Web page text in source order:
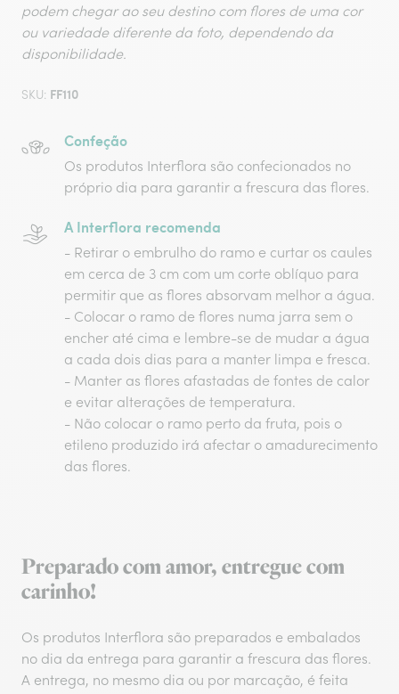
podem chegar ao seu destino com flores de uma cor
ou variedade diferente da foto, dependendo da
disponibilidade.
SKU: FF110
Confeção
Os produtos Interflora são confecionados no
próprio dia para garantir a frescura das flores.
A Interflora recomenda
- Retirar o embrulho do ramo e curtar os caules
em cerca de 3 cm com um corte oblíquo para
permitir que as flores absorvam melhor a água.
- Colocar o ramo de flores numa jarra sem o
encher até cima e lembre-se de mudar a água
a cada dois dias para a manter limpa e fresca.
- Manter as flores afastadas de fontes de calor
e evitar alterações de temperatura.
- Não colocar o ramo perto da fruta, pois o
etileno produzido irá afectar o amadurecimento
das flores.
Preparado com amor, entregue com
carinho!
Os produtos Interflora são preparados e embalados
no dia da entrega para garantir a frescura das flores.
A entrega, no mesmo dia ou por marcação, é feita